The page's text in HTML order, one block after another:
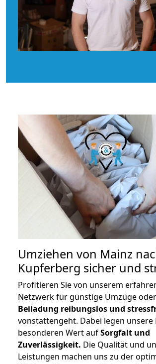
Umziehen von Mainz
Kupferberg sicher und
Profitieren Sie von unserem
Netzwerk für günstige Umzüge
Beiladung reibungslos und
vonstattengeht. Dabei legen unsere
besonderen Wert aufSorgfalt und
Zuverlässigkeit. Die Qualität und
Leistungen machen uns zu der